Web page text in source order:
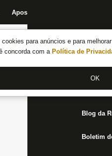
cookies para anúncios e para
concorda com a Política de
OK
Apostas
Notícias
Fórum
Jogos
Blog da
Boletim